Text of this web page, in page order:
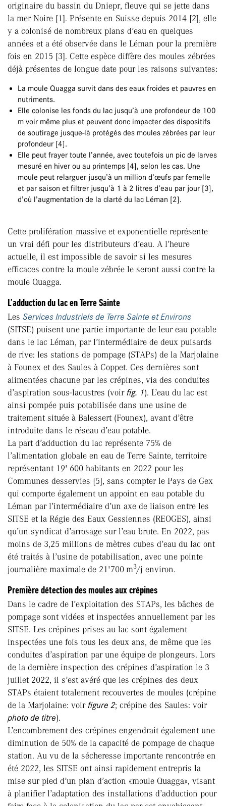
originaire du bassin du Dniepr, fleuve qui se jette dans
la mer Noire [1]. Présente en Suisse depuis 2014 [2], elle
y a colonisé de nombreux plans d’eau en quelques
années et a été observée dans le Léman pour la première
fois en 2015 [3]. Cette espèce diffère des moules zébrées
déjà présentes de longue date pour les raisons suivantes:
La moule Quagga survit dans des eaux froides et pauvres en
nutriments.
Elle colonise les fonds du lac jusqu’à une profondeur de 100
m voir même plus et peuvent donc impacter des dispositifs
de soutirage jusque-là protégés des moules zébrées par leur
profondeur [4].
Elle peut frayer toute l’année, avec toutefois un pic de larves
mesuré en hiver ou au printemps [4], selon les cas. Une
moule peut relarguer jusqu’à un million d’œufs par femelle
et par saison et filtrer jusqu’à 1 à 2 litres d’eau par jour [3],
d’où l’augmentation de la clarté du lac Léman [2].
Cette prolifération massive et exponentielle représente
un vrai défi pour les distributeurs d’eau. A l’heure
actuelle, il est impossible de savoir si les mesures
efficaces contre la moule zébrée le seront aussi contre la
moule Quagga.
L’adduction du lac en Terre Sainte
Les Services Industriels de Terre Sainte et Environs
(SITSE) puisent une partie importante de leur eau potable
dans le lac Léman, par l’intermédiaire de deux puisards
de rive: les stations de pompage (STAPs) de la Marjolaine
à Founex et des Saules à Coppet. Ces dernières sont
alimentées chacune par les crépines, via des conduites
d’aspiration sous-lacustres (voir fig. 1). L’eau du lac est
ainsi pompée puis potabilisée dans une usine de
traitement située à Balessert (Founex), avant d’être
introduite dans le réseau d’eau potable.
La part d’adduction du lac représente 75% de
l’alimentation globale en eau de Terre Sainte, territoire
représentant 19' 600 habitants en 2022 pour les
Communes desservies [5], sans compter le Pays de Gex
qui comporte également un appoint en eau potable du
Léman par l’intermédiaire d’un axe de liaison entre les
SITSE et la Régie des Eaux Gessiennes (REOGES), ainsi
qu’un syndicat d’arrosage sur l’eau brute. En 2022, pas
moins de 3,25 millions de mètres cubes d’eau du lac ont
été traités à l’usine de potabilisation, avec une pointe
journalière maximale de 21'700 m3/j environ.
Première détection des moules aux crépines
Dans le cadre de l’exploitation des STAPs, les bâches de
pompage sont vidées et inspectées annuellement par les
SITSE. Les crépines prises au lac sont également
inspectées une fois tous les deux ans, de même que les
conduites d’aspiration par une équipe de plongeurs. Lors
de la dernière inspection des crépines d’aspiration le 3
juillet 2022, il s’est avéré que les crépines des deux
STAPs étaient totalement recouvertes de moules (crépine
de la Marjolaine: voir figure 2; crépine des Saules: voir
photo de titre).
L’encombrement des crépines engendrait également une
diminution de 50% de la capacité de pompage de chaque
station. Au vu de la sécheresse importante rencontrée en
été 2022, les SITSE ont ainsi rapidement entrepris la
mise sur pied d’un plan d’action «moule Quagga», visant
à planifier l’adaptation des installations d’adduction pour